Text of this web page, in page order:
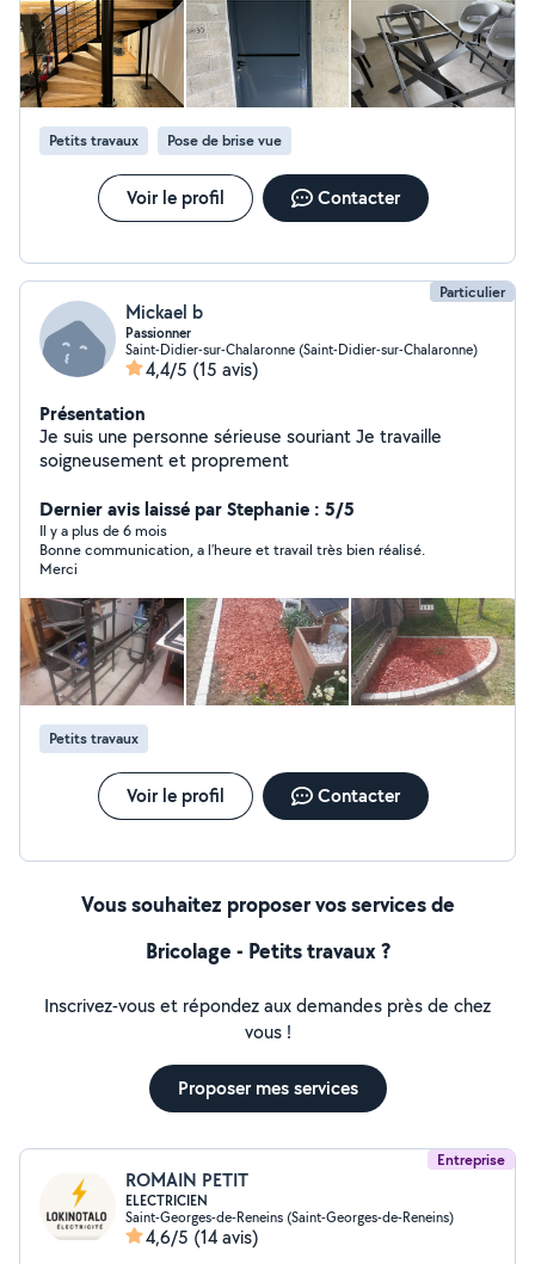
Petits travaux Pose de brise vue
Voir le profil Contacter
Particulier
Mickael b
Passionner
Saint-Didier-sur-Chalaronne (Saint-Didier-sur-Chalaronne)
4,4/5 (15 avis)
Présentation
Je suis une personne sérieuse souriant Je travaille
soigneusement et proprement
Dernier avis laissé par Stephanie : 5/5
Il y a plus de 6 mois
Bonne communication, a l’heure et travail très bien réalisé.
Merci
Petits travaux
Voir le profil Contacter
Vous souhaitez proposer vos services de
Bricolage - Petits travaux ?
Inscrivez-vous et répondez aux demandes près de chez
vous !
Proposer mes services
Entreprise
ROMAIN PETIT
ELECTRICIEN
Saint-Georges-de-Reneins (Saint-Georges-de-Reneins)
4,6/5 (14 avis)